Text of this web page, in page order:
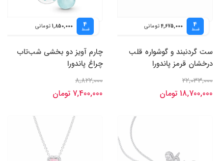
4
قسط 4,675,000 تومانی
ست گردنبند و گوشواره قلب
درخشان قرمز پاندورا
22,033,000
18,700,000 تومان
4
قسط 1,850,000 تومانی
چارم آویز دو بخشی شب‌تاب
چراغ پاندورا
8,822,000
7,400,000 تومان